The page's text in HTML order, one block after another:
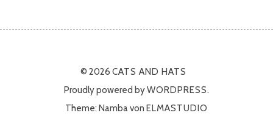
© 2026 CATS AND HATS
Proudly powered byWORDPRESS.
Theme: Namba von ELMASTUDIO